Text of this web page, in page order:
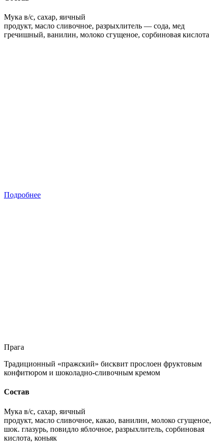
Мука в/с, сахар, яичный
продукт, масло сливочное, разрыхлитель — сода, мед
гречишный, ванилин, молоко сгущеное, сорбиновая кислота
Подробнее
Прага
Традиционный «пражский» бисквит прослоен фруктовым
конфитюром и шоколадно-сливочным кремом
Состав
Мука в/с, сахар, яичный
продукт, масло сливочное, какао, ванилин, молоко сгущеное,
шок. глазурь, повидло яблочное, разрыхлитель, сорбиновая
кислота, коньяк